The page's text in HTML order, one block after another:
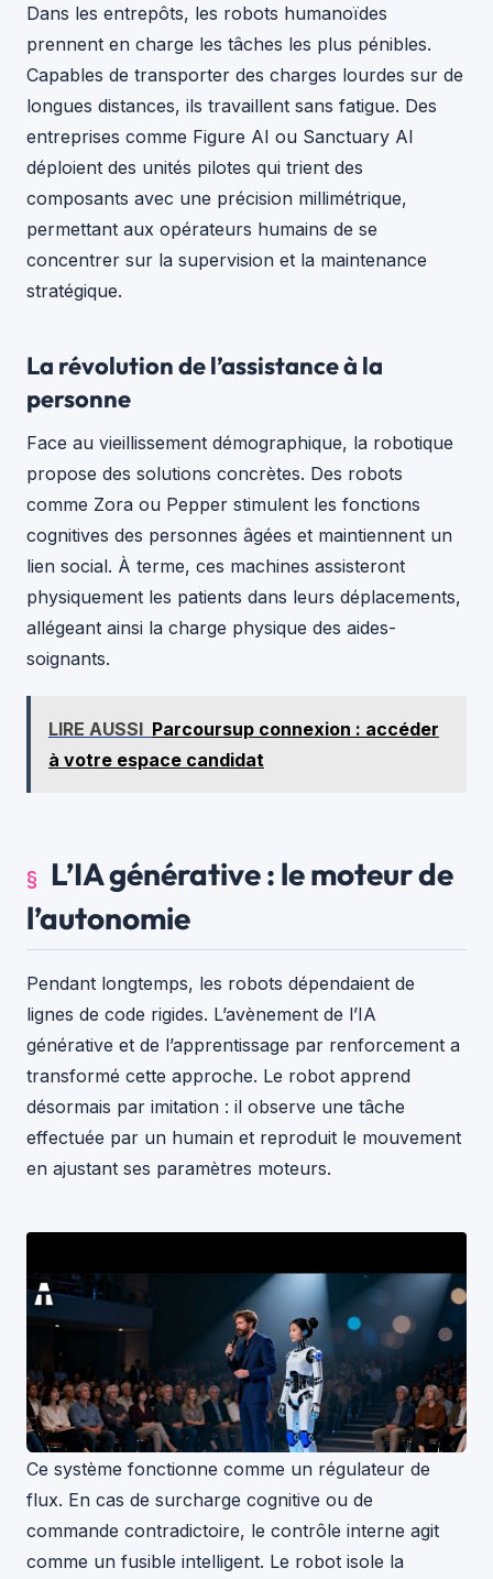
Dans les entrepôts, les robots humanoïdes
prennent en charge les tâches les plus pénibles.
Capables de transporter des charges lourdes sur de
longues distances, ils travaillent sans fatigue. Des
entreprises comme Figure AI ou Sanctuary AI
déploient des unités pilotes qui trient des
composants avec une précision millimétrique,
permettant aux opérateurs humains de se
concentrer sur la supervision et la maintenance
stratégique.
La révolution de l’assistance à la
personne
Face au vieillissement démographique, la robotique
propose des solutions concrètes. Des robots
comme Zora ou Pepper stimulent les fonctions
cognitives des personnes âgées et maintiennent un
lien social. À terme, ces machines assisteront
physiquement les patients dans leurs déplacements,
allégeant ainsi la charge physique des aides-
soignants.
LIRE AUSSI Parcoursup connexion : accéder
à votre espace candidat
L’IA générative : le moteur de
l’autonomie
Pendant longtemps, les robots dépendaient de
lignes de code rigides. L’avènement de l’IA
générative et de l’apprentissage par renforcement a
transformé cette approche. Le robot apprend
désormais par imitation : il observe une tâche
effectuée par un humain et reproduit le mouvement
en ajustant ses paramètres moteurs.
Ce système fonctionne comme un régulateur de
flux. En cas de surcharge cognitive ou de
commande contradictoire, le contrôle interne agit
comme un fusible intelligent. Le robot isole la